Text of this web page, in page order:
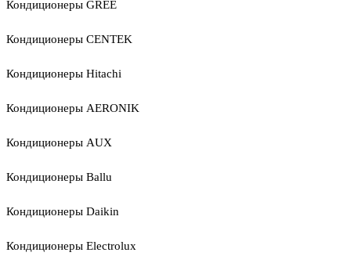
Кондиционеры GREE
Кондиционеры CENTEK
Кондиционеры Hitachi
Кондиционеры AERONIK
Кондиционеры AUX
Кондиционеры Ballu
Кондиционеры Daikin
Кондиционеры Electrolux